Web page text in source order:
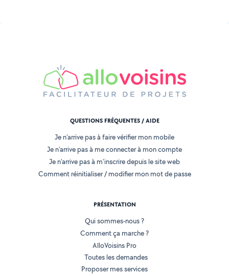
QUESTIONS FRÉQUENTES / AIDE
Je n'arrive pas à faire vérifier mon mobile
Je n'arrive pas à me connecter à mon compte
Je n'arrive pas à m'inscrire depuis le site web
Comment réinitialiser / modifier mon mot de passe
PRÉSENTATION
Qui sommes-nous ?
Comment ça marche ?
AlloVoisins Pro
Toutes les demandes
Proposer mes services